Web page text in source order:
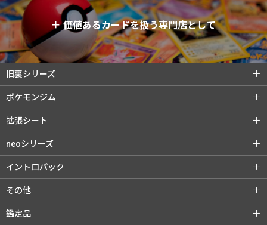
＋価値あるカードを扱う専門店として
旧裏シリーズ
旧裏シリーズ (全商品)
第1弾（★）
第3弾 化石の秘密
ポケモンジム
ポケモンジム (全商品)
第1弾 カスミ
第2弾 エリカ
闇からの挑戦
拡張シート
拡張シート (全商品)
第2弾 赤版
neoシリーズ
neoシリーズ (全商品)
第2弾 遺跡をこえて...
第4弾 闇、そして光へ...
イントロパック
イントロパック (全商品)
ゼニガメデッキ
その他
その他 (全商品)
鑑定品